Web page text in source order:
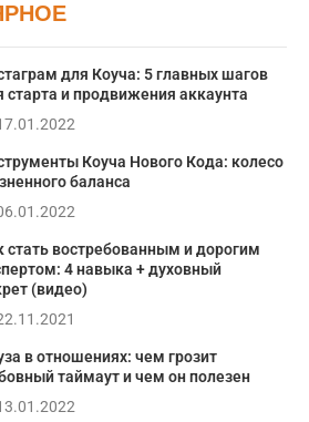
Тест FERMI
5 главных сферах
для Коуча: 5 главных шагов
старта и продвижения аккаунта
Коуча Нового Кода: колесо
баланса
стать востребованным и дорогим
4 навыка + духовный
(видео)
в отношениях: чем грозит
таймаут и чем он полезен